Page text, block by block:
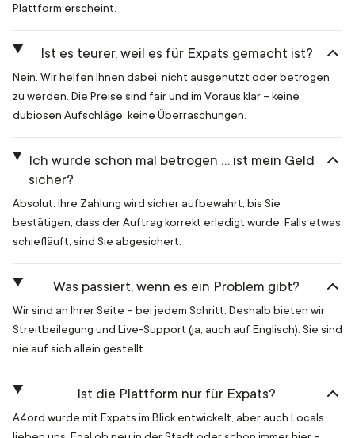
Plattform erscheint.
Ist es teurer, weil es für Expats gemacht ist?
Nein. Wir helfen Ihnen dabei, nicht ausgenutzt oder betrogen
zu werden. Die Preise sind fair und im Voraus klar – keine
dubiosen Aufschläge, keine Überraschungen.
Ich wurde schon mal betrogen … ist mein Geld
sicher?
Absolut. Ihre Zahlung wird sicher aufbewahrt, bis Sie
bestätigen, dass der Auftrag korrekt erledigt wurde. Falls etwas
schiefläuft, sind Sie abgesichert.
Was passiert, wenn es ein Problem gibt?
Wir sind an Ihrer Seite – bei jedem Schritt. Deshalb bieten wir
Streitbeilegung und Live-Support (ja, auch auf Englisch). Sie sind
nie auf sich allein gestellt.
Ist die Plattform nur für Expats?
A4ord wurde mit Expats im Blick entwickelt, aber auch Locals